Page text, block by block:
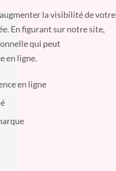
la visibilité de votre
En figurant sur notre site,
qui peut
en ligne.
en ligne